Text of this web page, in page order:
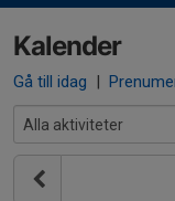
Kalender
Gå till idag |